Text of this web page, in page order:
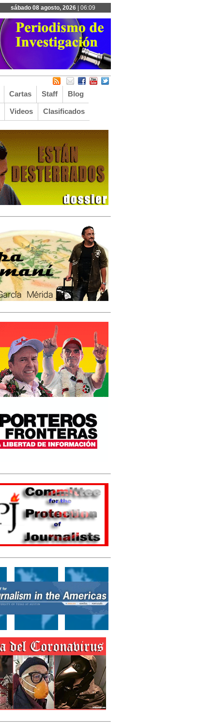
sábado 08 agosto, 2026| 06:09
Cartas Staff Blog
Videos Clasificados